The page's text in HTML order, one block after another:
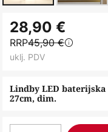
to
the
beginning
the
images
gallery
Lindby LED
27cm, dim.
28,90 €
RRP45,90 €
uklj. PDV